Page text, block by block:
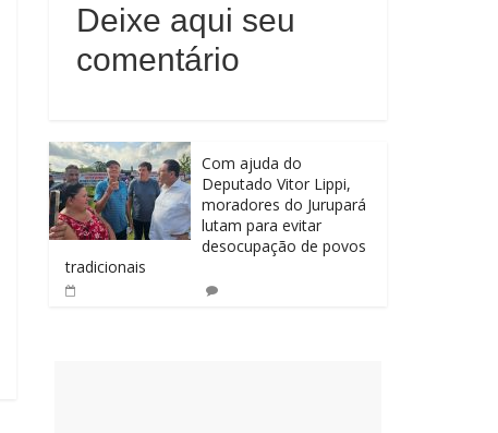
Deixe aqui seu
comentário
Com ajuda do
Deputado Vitor Lippi,
moradores do Jurupará
lutam para evitar
desocupação de povos
tradicionais